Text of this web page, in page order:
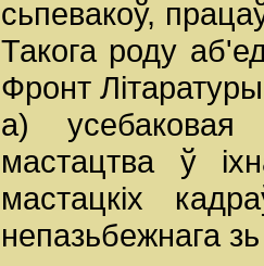
сьпевакоў,
Такога роду
Фронт
а) усебаковая
мастацтва ў
мастацкіх
непазьбежнага